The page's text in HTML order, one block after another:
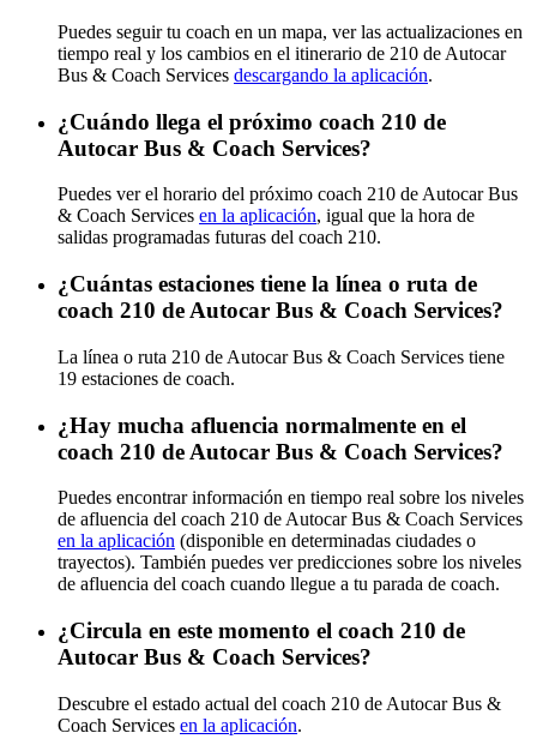
Puedes seguir tu coach en un mapa, ver las actualizaciones en
tiempo real y los cambios en el itinerario de 210 de Autocar
Bus & Coach Services descargando la aplicación.
¿Cuándo llega el próximo coach 210 de
Autocar Bus & Coach Services?
Puedes ver el horario del próximo coach 210 de Autocar Bus
& Coach Services en la aplicación, igual que la hora de
salidas programadas futuras del coach 210.
¿Cuántas estaciones tiene la línea o ruta de
coach 210 de Autocar Bus & Coach Services?
La línea o ruta 210 de Autocar Bus & Coach Services tiene
19 estaciones de coach.
¿Hay mucha afluencia normalmente en el
coach 210 de Autocar Bus & Coach Services?
Puedes encontrar información en tiempo real sobre los niveles
de afluencia del coach 210 de Autocar Bus & Coach Services
en la aplicación (disponible en determinadas ciudades o
trayectos). También puedes ver predicciones sobre los niveles
de afluencia del coach cuando llegue a tu parada de coach.
¿Circula en este momento el coach 210 de
Autocar Bus & Coach Services?
Descubre el estado actual del coach 210 de Autocar Bus &
Coach Services en la aplicación.